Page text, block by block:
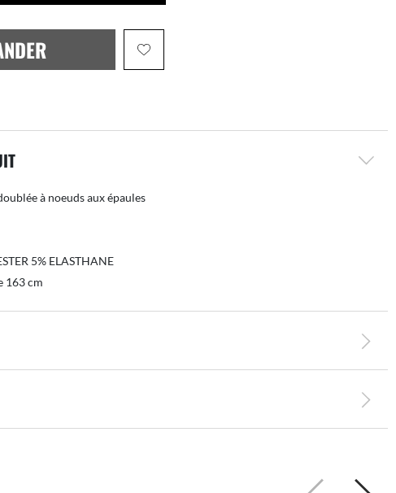
à noeuds aux épaules
5% ELASTHANE
163 cm